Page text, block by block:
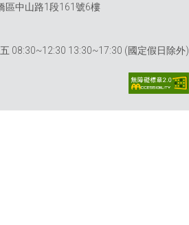
區中山路1段161號6樓
08:30~12:30 13:30~17:30 (國定假日除外)